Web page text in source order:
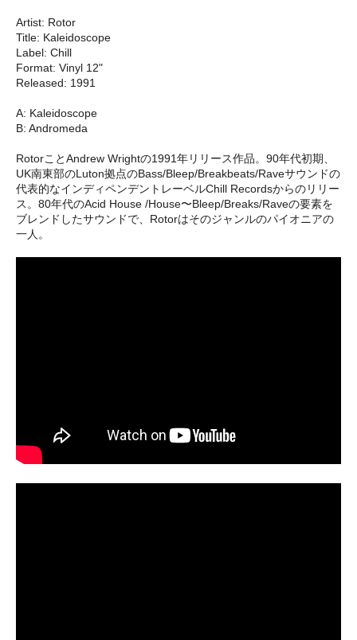
Artist: Rotor
Title: Kaleidoscope
Label: Chill
Format: Vinyl 12"
Released: 1991
A: Kaleidoscope
B: Andromeda
RotorことAndrew Wrightの1991年リリース作品。90年代初期、
UK南東部のLuton拠点のBass/Bleep/Breakbeats/Raveサウンドの
代表的なインディペンデントレーベルChill Recordsからのリリー
ス。80年代のAcid House /House〜Bleep/Breaks/Raveの要素を
ブレンドしたサウンドで、Rotorはそのジャンルのパイオニアの
一人。